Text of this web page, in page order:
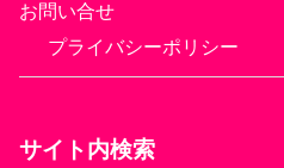
お問い合せ
プライバシーポリシー
サイト内検索